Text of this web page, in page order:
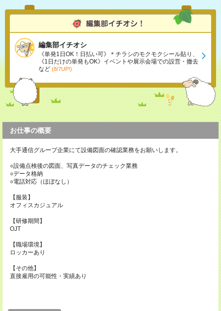
編集部イチオシ
《単発1日OK！日払い可》＊チラシのモクモクシール貼り、
《1日だけの単発もOK》イベントや展示会場での設営・撤去
など (8/7UP!)
お仕事の概要
大手通信グループ企業にて設備図面の確認業務をお願いします。
○設備点検後の図面、写真データのチェック業務
○データ格納
○電話対応（ほぼなし）
【服装】
オフィスカジュアル
【研修期間】
OJT
【職場環境】
ロッカーあり
【その他】
直接雇用の可能性・実績あり